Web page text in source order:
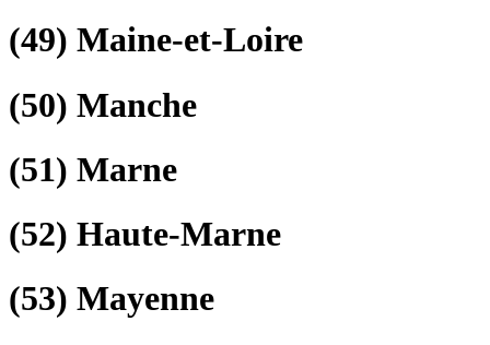
(49) Maine-et-Loire
(50) Manche
(51) Marne
(52) Haute-Marne
(53) Mayenne